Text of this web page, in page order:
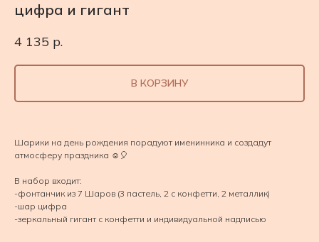
цифра и гигант
4 135 р.
В КОРЗИНУ
Шарики на день рождения порадуют именинника и создадут
атмосферу праздника ☺️🎈
В набор входит:
-фонтанчик из 7 Шаров (3 пастель, 2 с конфетти, 2 металлик)
-шар цифра
-зеркальный гигант с конфетти и индивидуальной надписью